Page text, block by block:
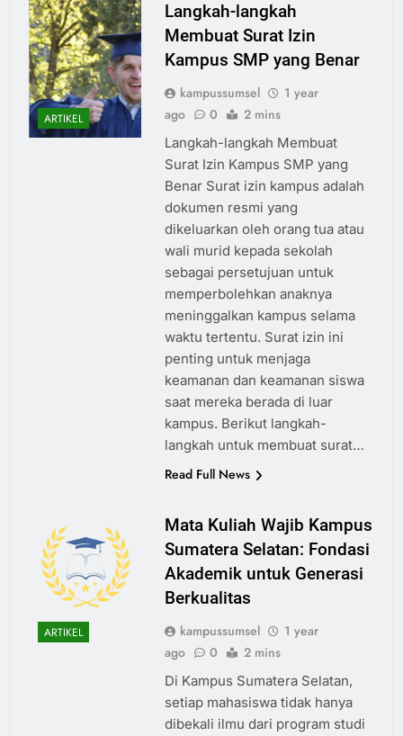
ARTIKEL
Langkah-langkah
Membuat Surat Izin
Kampus SMP yang Benar
kampussumsel
1 year
ago
0 2 mins
Langkah-langkah Membuat
Surat Izin Kampus SMP yang
Benar Surat izin kampus adalah
dokumen resmi yang
dikeluarkan oleh orang tua atau
wali murid kepada sekolah
sebagai persetujuan untuk
memperbolehkan anaknya
meninggalkan kampus selama
waktu tertentu. Surat izin ini
penting untuk menjaga
keamanan dan keamanan siswa
saat mereka berada di luar
kampus. Berikut langkah-
langkah untuk membuat surat…
Read Full News
ARTIKEL
Mata Kuliah Wajib Kampus
Sumatera Selatan: Fondasi
Akademik untuk Generasi
Berkualitas
kampussumsel
1 year
ago
0 2 mins
Di Kampus Sumatera Selatan,
setiap mahasiswa tidak hanya
dibekali ilmu dari program studi